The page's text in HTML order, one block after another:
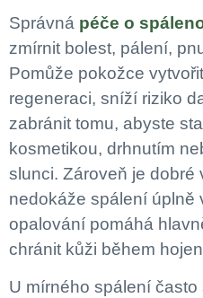
Správná péče o
zmírnit bolest, pálení,
Pomůže pokožce
regeneraci, sníží riziko
zabránit tomu, abyste
kosmetikou, drhnutím
slunci. Zároveň je dobré
nedokáže spálení úplně
opalování pomáhá
chránit kůži během
U mírného spálení